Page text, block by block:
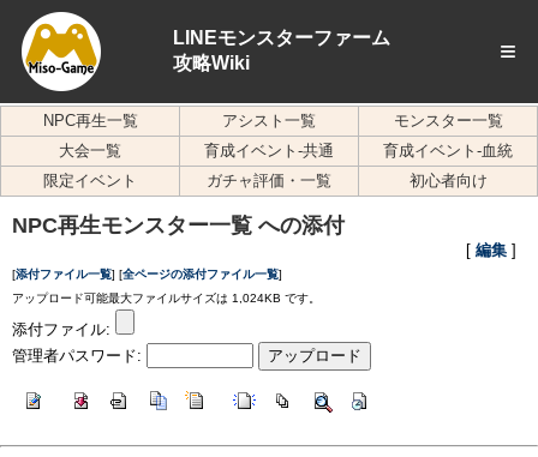
LINEモンスターファーム
攻略Wiki
≡
NPC再生一覧 アシスト一覧
モンスター一覧
大会一覧
育成イベント-共通
育成イベント-血統
限定イベント
ガチャ評価・一覧 初心者向け
NPC再生モンスター一覧 への添付
[ 編集 ]
[添付ファイル一覧] [全ページの添付ファイル一覧]
アップロード可能最大ファイルサイズは 1,024KB です。
添付ファイル:
管理者パスワード: